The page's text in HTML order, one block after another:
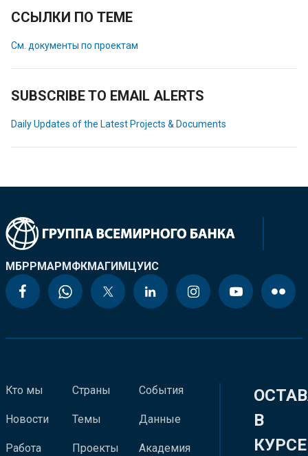
ССЫЛКИ ПО ТЕМЕ
См. документы по проектам
SUBSCRIBE TO EMAIL ALERTS
Daily Updates of the Latest Projects & Documents
МБРРМАРМФКМАГИМЦУИС
Кто мы
Новости
Работа
Страны
Темы
Проекты
События
Данные
Академия
В
КУРСЕ